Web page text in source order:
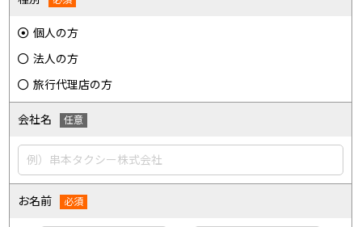
個人の方
法人の方
旅行代理店の方
会社名
お名前